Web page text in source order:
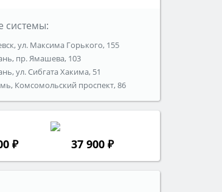
₽ 37 900 ₽
системы:
ул. Максима Горького, 155
пр. Ямашева, 103
ул. Сибгата Хакима, 51
Комсомольский проспект, 86